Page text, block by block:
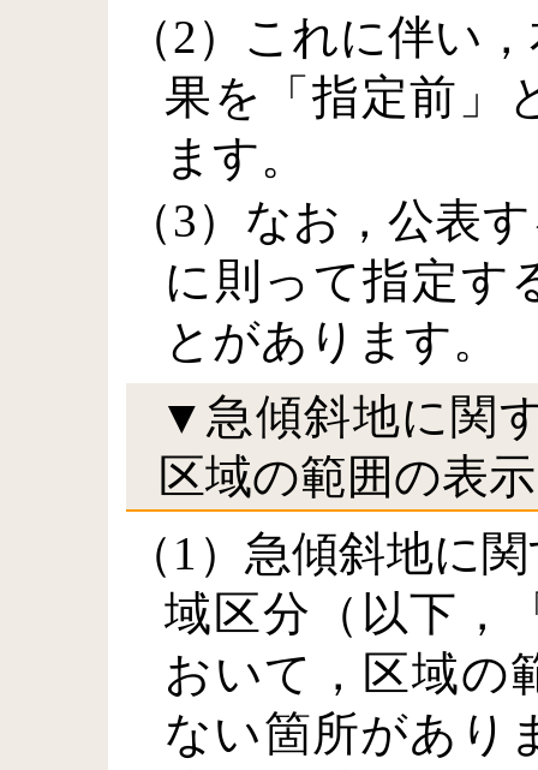
（2）これに伴い
果を「指定前」
ます。
（3）なお，公表
に則って指定す
とがあります。
▼急傾斜地に関
区域の範囲の表
（1）急傾斜地に
域区分（以下，
おいて，区域の
ない箇所があり